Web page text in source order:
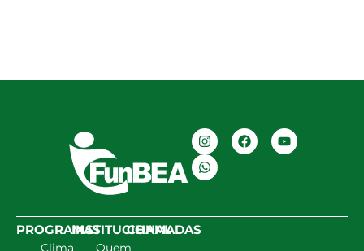
PROGRAMAS
Clima
INSTITUCIONAL
Quem
CHAMADAS